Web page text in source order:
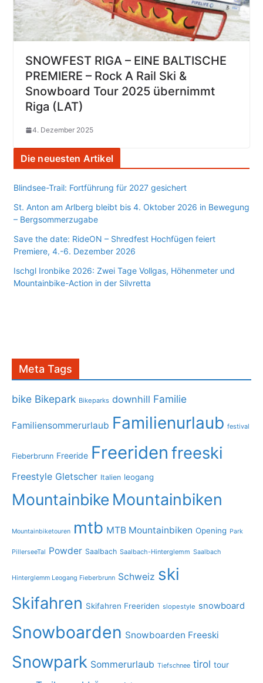
SNOWFEST RIGA – EINE BALTISCHE
PREMIERE – Rock A Rail Ski &
Snowboard Tour 2025 übernimmt
Riga (LAT)
4. Dezember 2025
Die neuesten Artikel
Blindsee-Trail: Fortführung für 2027 gesichert
St. Anton am Arlberg bleibt bis 4. Oktober 2026 in Bewegung
– Bergsommerzugabe
Save the date: RideON – Shredfest Hochfügen feiert
Premiere, 4.-6. Dezember 2026
Ischgl Ironbike 2026: Zwei Tage Vollgas, Höhenmeter und
Mountainbike-Action in der Silvretta
Meta Tags
bike Bikepark Bikeparks downhill Familie
Familiensommerurlaub Familienurlaub festival
Fieberbrunn Freeride Freeriden freeski
Freestyle Gletscher Italien leogang
Mountainbike Mountainbiken
Mountainbiketouren mtb MTB Mountainbiken Opening Park
PillerseeTal Powder Saalbach Saalbach-Hinterglemm Saalbach
Hinterglemm Leogang Fieberbrunn Schweiz ski
Skifahren Skifahren Freeriden slopestyle snowboard
Snowboarden Snowboarden Freeski
Snowpark Sommerurlaub Tiefschnee tirol tour